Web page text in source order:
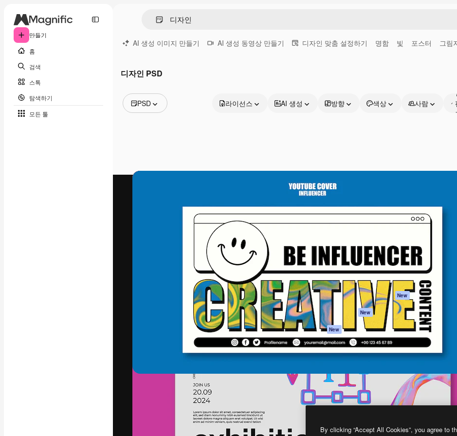
만들기
홈
검색
스톡
탐색하기
모든 툴
AI 생성 이미지 만들기 AI 생성 동영상 만들기 디자인 맞춤 설정하기 명함 빛 포스터 그림
디자인 PSD
PSD
동영상
라이선스 AI 생성 방향 색상 사람
최고의 결과물을 이끌어내는 크리에이티브
플랫폼. 크리에이터, 엔터프라이즈, 에이전시,
스튜디오를 아우르는 100만 명 이상의 구독
한국어
AI 어시스턴트
AI 이미지 생성기
AI 동영상 생성기
AI 텍스트 음성 변환
스톡 콘텐츠
Claude/ChatGPT
용 MCP
New
Agents New
API
모바일 앱
시작하기
문서
지원
이용 약관
개인정보 보호 정책
원본 New
쿠키 정책
Trust Center
제휴 파트너
비지니스
Copyright © 2010- 모든 권리는 보호 받습니다.
By clicking “Accept All Cookies”, you agree to